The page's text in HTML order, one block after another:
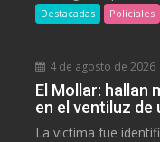
Destacadas Policiales
4 de agosto de 2026
El Mollar: hallan
en el ventiluz de
La víctima fue